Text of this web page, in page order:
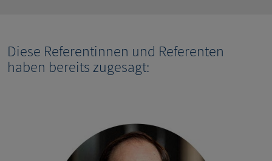
Diese Referentinnen und Referenten
haben bereits zugesagt: